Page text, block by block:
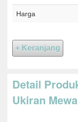
Harga
Detail
Ukiran